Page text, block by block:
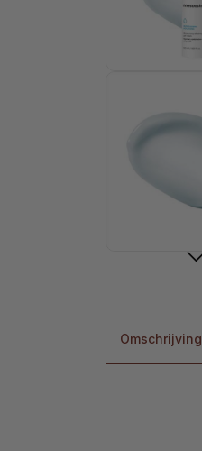
Omschrijving